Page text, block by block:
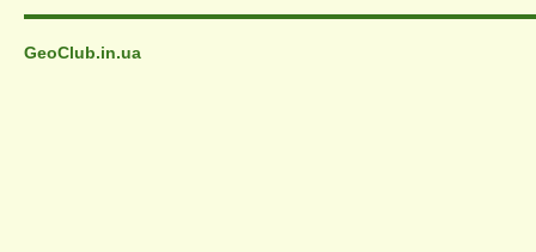
GeoClub.in.ua